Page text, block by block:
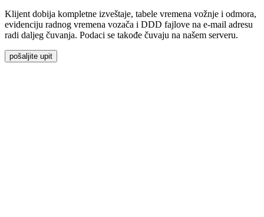
Klijent dobija kompletne izveštaje, tabele vremena vožnje i odmora,
evidenciju radnog vremena vozača i DDD fajlove na e-mail adresu
radi daljeg čuvanja. Podaci se takođe čuvaju na našem serveru.
pošaljite upit